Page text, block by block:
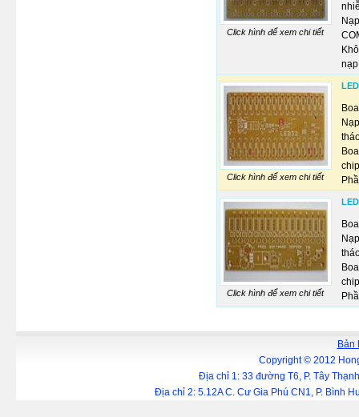
Click hình để xem chi tiết
Click hình để xem chi tiết
Click hình để xem chi tiết
Bản
Copyright © 2012
Địa chỉ 1: 33 đường T6, P. Tây
Địa chỉ 2: 5.12A C. Cư Gia Phú CN1, P. Bình